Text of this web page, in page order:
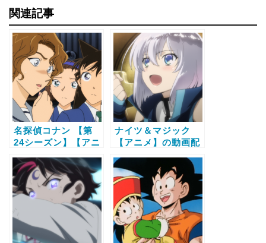
関連記事
名探偵コナン 【第
24シーズン】【アニ
ビス比較と無料で全
話視聴する方法
ナイツ＆マジック
【アニメ】の動画配
料で全話視聴する方
法